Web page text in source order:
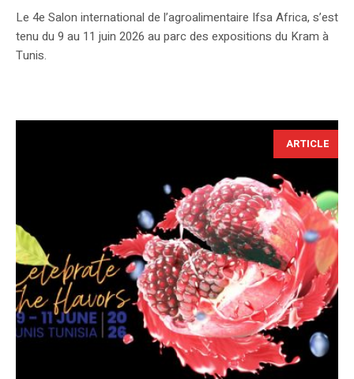
Le 4e Salon international de l’agroalimentaire Ifsa Africa, s’est
tenu du 9 au 11 juin 2026 au parc des expositions du Kram à
Tunis.
ARTICLE